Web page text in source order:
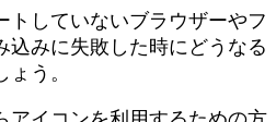
トしていないブラウザーやフ
込みに失敗した時にどうなる
う。